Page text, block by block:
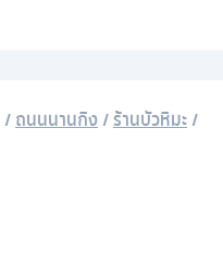
/ถนนนานกิง/ร้านบัวหิมะ/